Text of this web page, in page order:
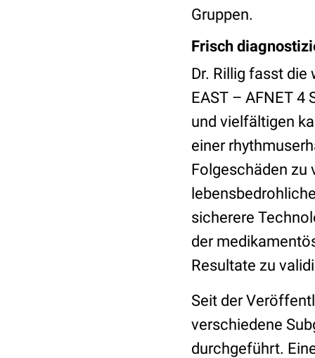
Gruppen.
Frisch
Dr. Rillig fasst die
EAST – AFNET
und vielfältigen
einer
Folgeschäden zu
sicherere
der
Resultate zu
Seit der
verschiedene
durchgeführt.